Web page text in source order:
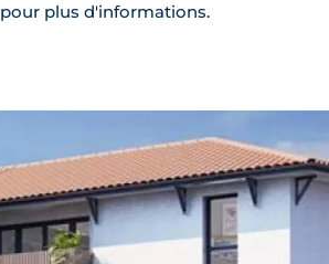
pour plus d'informations.